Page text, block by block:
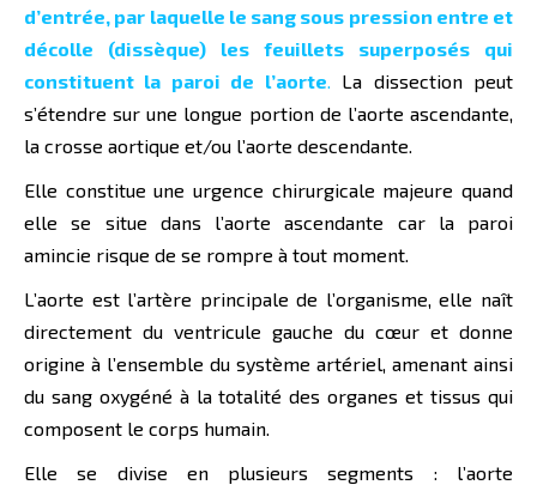
d’entrée, par laquelle le sang sous pression entre et
décolle (dissèque) les feuillets superposés qui
constituent la paroi de l’aorte. La dissection peut
s’étendre sur une longue portion de l’aorte ascendante,
la crosse aortique et/ou l’aorte descendante.
Elle constitue une urgence chirurgicale majeure quand
elle se situe dans l’aorte ascendante car la paroi
amincie risque de se rompre à tout moment.
L’aorte est l’artère principale de l’organisme, elle naît
directement du ventricule gauche du cœur et donne
origine à l’ensemble du système artériel, amenant ainsi
du sang oxygéné à la totalité des organes et tissus qui
composent le corps humain.
Elle se divise en plusieurs segments : l’aorte